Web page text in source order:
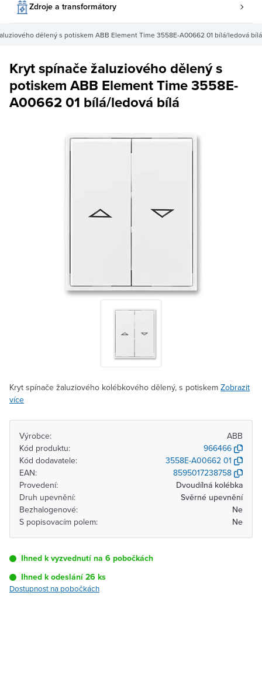
Zdroje a transformátory
dělený s potiskem ABB Element Time 3558E-A00662 01 bílá/ledová bílá
Kryt spínače žaluziového dělený s
potiskem ABB Element Time 3558E-
A00662 01 bílá/ledová bílá
Kryt spínače žaluziového kolébkového dělený, s potiskem Zobrazit
více
Výrobce:
ABB
Kód produktu:
966466
Kód dodavatele:
3558E-A00662 01
EAN:
8595017238758
Provedení:
Dvoudílná kolébka
Druh upevnění:
Svěrné upevnění
Bezhalogenové:
Ne
S popisovacím polem:
Ne
Ihned k vyzvednutí na 6 pobočkách
Ihned k odeslání 26 ks
Dostupnost na pobočkách